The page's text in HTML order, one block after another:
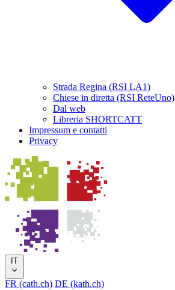
Strada Regina (RSI LA1)
Chiese in diretta (RSI ReteUno)
Dal web
Libreria SHORTCATT
Impressum e contatti
Privacy
IT
FR (cath.ch) DE (kath.ch)